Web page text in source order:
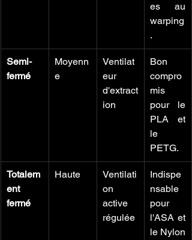
es au
warping
.
Semi-
fermé
Moyenn
e
Ventilat
eur
d'extract
ion
Bon
compro
mis
pour le
PLA et
le
PETG.
Totalem
ent
fermé
Haute
Ventilati
on
active
régulée
Indispe
nsable
pour
l'ASA et
le Nylon